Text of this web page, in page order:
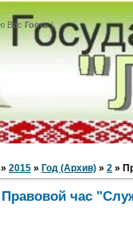
Вас Гость|
» 2015 » Год (Архив) » 2 »
Правовой час